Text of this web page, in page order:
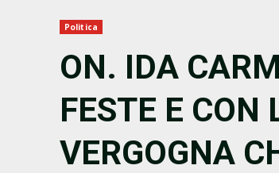
Politica
ON. IDA
FESTE E CON
VERGOGNA